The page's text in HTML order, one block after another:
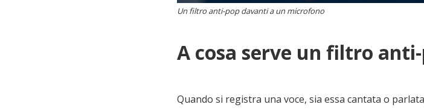
Un filtro anti-pop davanti a un microfono
A cosa serve un filtro
Quando si registra una voce, sia essa cantata o